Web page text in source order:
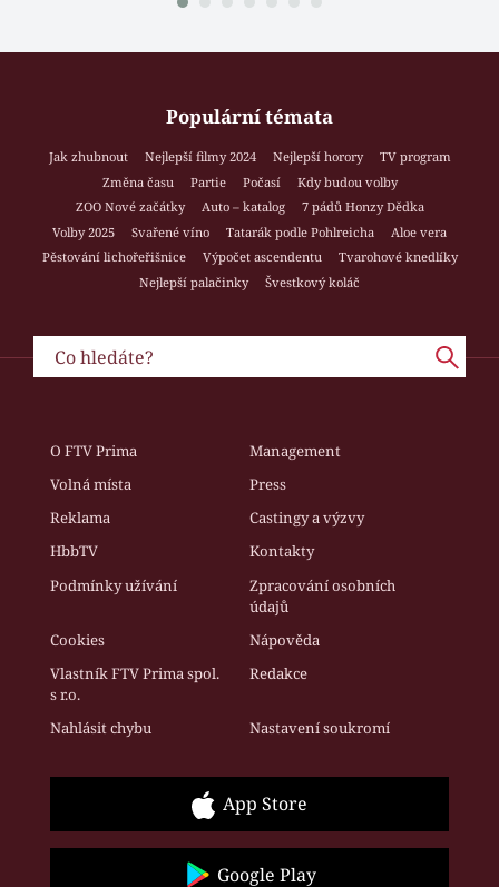
Populární témata
Jak zhubnout Nejlepší filmy 2024 Nejlepší horory
TV program
Změna času
Partie Počasí
Kdy budou volby
ZOO Nové začátky
Auto – katalog
7 pádů Honzy Dědka
Volby 2025
Svařené víno Tatarák podle Pohlreicha
Aloe vera
Pěstování lichořeřišnice
Výpočet ascendentu
Tvarohové knedlíky
Nejlepší palačinky
Švestkový koláč
O FTV Prima
Management
Volná místa
Press
Reklama
Castingy a výzvy
HbbTV
Kontakty
Podmínky užívání
Zpracování osobních
údajů
Cookies
Nápověda
Vlastník FTV Prima spol.
s r.o.
Redakce
Nahlásit chybu Nastavení soukromí
App Store
Google Play